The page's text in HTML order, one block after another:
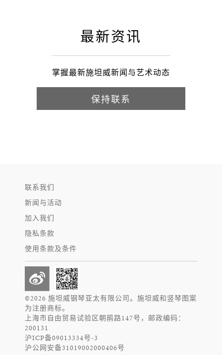
最新资讯
掌握最新施坦威新闻与艺术动态
保持联系
联系我们
新闻与活动
加入我们
隐私条款
使用条款及条件
©2026 施坦威钢琴亚太有限公司。施坦威和竖琴图案
为注册商标。
上海市自由贸易试验区朝鹃路147号，邮政编码：
200131
沪ICP备09013334号-3
沪公网安备31019002000406号